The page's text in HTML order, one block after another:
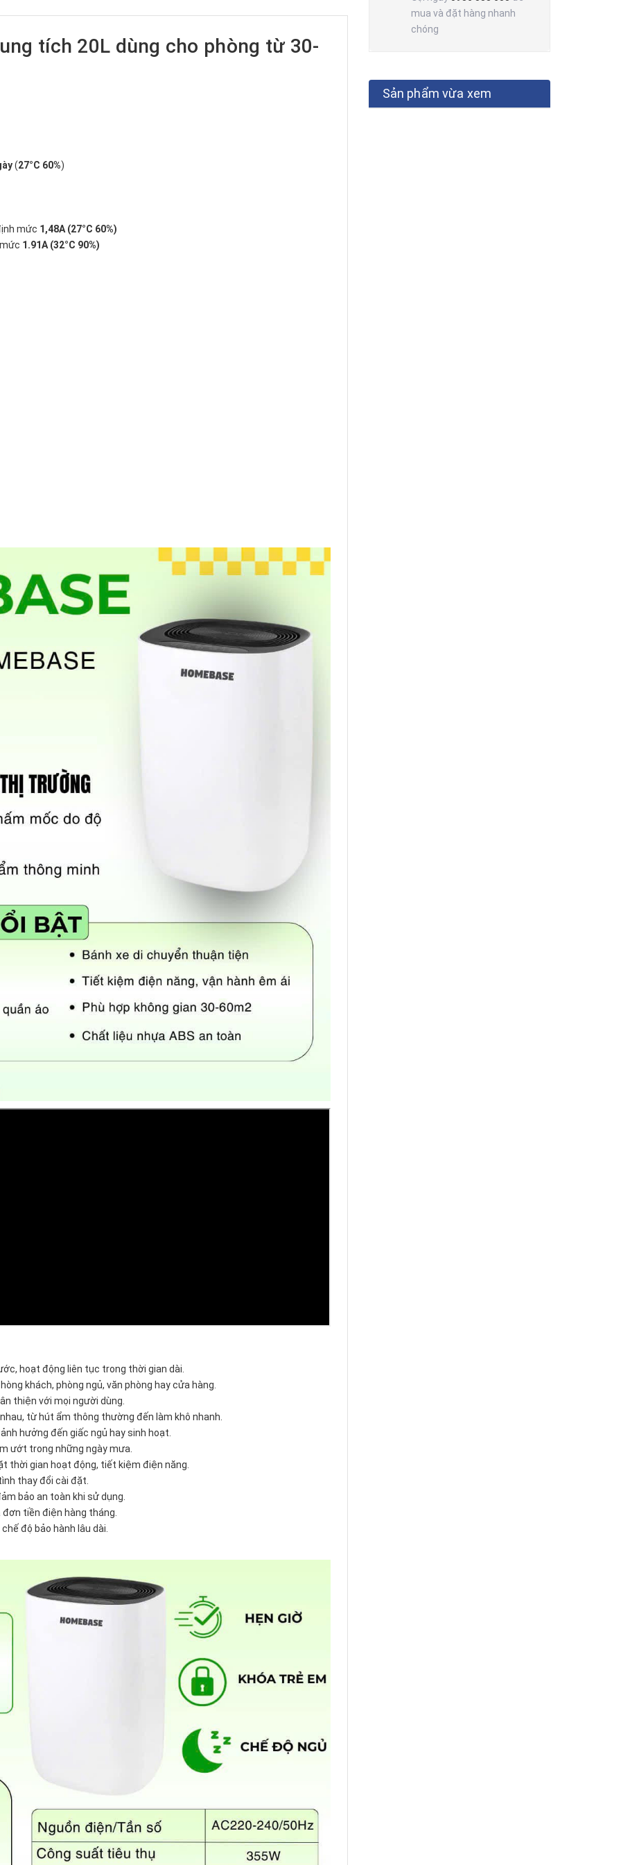
tích 20L dùng cho phòng từ 30-
(27°C 60%)
mức 1,48A (27°C 60%)
1.91A (32°C 90%)
hoạt động liên tục trong thời gian dài.
khách, phòng ngủ, văn phòng hay cửa hàng.
thiện với mọi người dùng.
từ hút ẩm thông thường đến làm khô nhanh.
hưởng đến giấc ngủ hay sinh hoạt.
ướt trong những ngày mưa.
thời gian hoạt động, tiết kiệm điện năng.
thay đổi cài đặt.
bảo an toàn khi sử dụng.
tiền điện hàng tháng.
độ bảo hành lâu dài.
mua và đặt hàng nhanh
chóng
Sản phẩm vừa xem